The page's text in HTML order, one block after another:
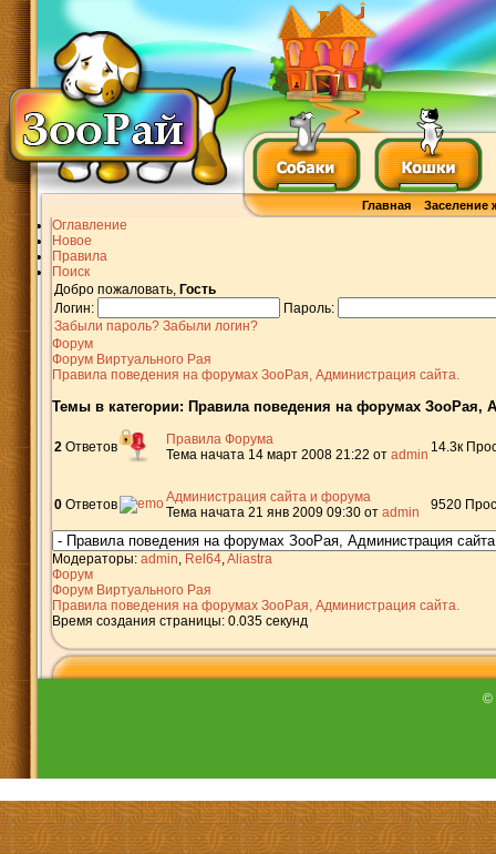
Главная Заселение
Оглавление
Новое
Правила
Поиск
Добро пожаловать, Гость
Логин:
Пароль:
Забыли пароль? Забыли логин?
Форум
Форум Виртуального Рая
Правила поведения на форумах ЗооРая, Администрация сайта.
Темы в категории: Правила поведения на форумах ЗооРая,
2 Ответов
Правила Форума
Тема начата 14 март 2008 21:22 от admin 14.3к
0 Ответов
Администрация сайта и форума
Тема начата 21 янв 2009 09:30 от admin 9520
Модераторы: admin, Rel64,Aliastra
Форум
Форум Виртуального Рая
Правила поведения на форумах ЗооРая, Администрация сайта.
Время создания страницы: 0.035 секунд
©